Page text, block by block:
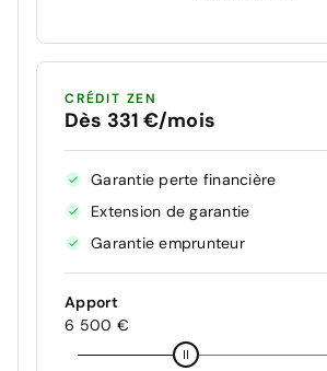
CRÉDIT ZEN
Dès 331 €/mois
Garantie perte financière
Extension de garantie
Garantie emprunteur
Apport
6 500 €